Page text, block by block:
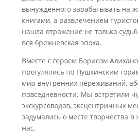
вынужденного зарабатывать на
книгами, а развлечением
нашла отражение не только
вся брежневская эпоха.
Вместе с героем Борисом
прогулялись по Пушкинским
мир внутренних переживаний,
повседневности. Мы встретили
экскурсоводов, эксцентричных
задумались о месте творчества в
нас.